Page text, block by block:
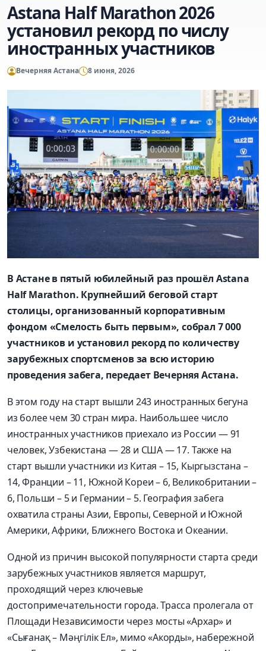
Astana Half Marathon 2026
установил рекорд по числу
иностранных участников
Вечерняя Астана 8 июня, 2026
В Астане в пятый юбилейный раз прошёл Astana
Half Marathon. Крупнейший беговой старт
столицы, организованный корпоративным
фондом «Смелость быть первым», собрал 7 000
участников и установил рекорд по количеству
зарубежных спортсменов за всю историю
проведения забега, передает Вечерняя Астана.
В этом году на старт вышли 243 иностранных бегуна
из более чем 30 стран мира. Наибольшее число
иностранных участников приехало из России — 91
человек, Узбекистана — 28 и США — 17. Также на
старт вышли участники из Китая – 15, Кыргызстана –
14, Франции – 11, Южной Кореи – 6, Великобритании –
6, Польши – 5 и Германии – 5. География забега
охватила страны Азии, Европы, Северной и Южной
Америки, Африки, Ближнего Востока и Океании.
Одной из причин высокой популярности старта среди
зарубежных участников является маршрут,
проходящий через ключевые
достопримечательности города. Трасса пролегала от
Площади Независимости через мосты «Архар» и
«Сығанақ – Мәңгілік Ел», мимо «Акорды», набережной